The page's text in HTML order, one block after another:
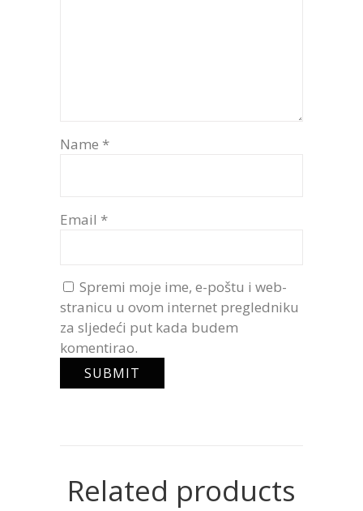
Name *
Email *
Spremi moje ime, e-poštu i web-
stranicu u ovom internet pregledniku
za sljedeći put kada budem
komentirao.
Related products